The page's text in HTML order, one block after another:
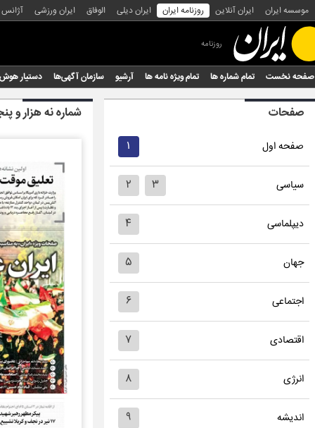
موسسه ایران ایران آنلاین روزنامه ایران ایران دیلی الوفاق ایران ورزشی
روزنامه
صفحه نخست تمام شماره ها تمام ویژه نامه ها آرشیو سازمان آگهی‌ها دستیار
صفحات
صفحه اول ۱
سیاسی ۲ ۳
دیپلماسی ۴
جهان ۵
اجتماعی ۶
اقتصادی ۷
انرژی ۸
اندیشه ۹
شماره نه هزار و